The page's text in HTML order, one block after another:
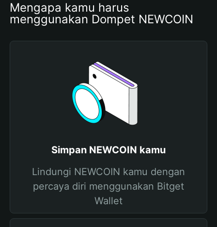
Mengapa kamu harus
menggunakan Dompet NEWCOIN
Simpan NEWCOIN kamu
Lindungi NEWCOIN kamu dengan
percaya diri menggunakan Bitget
Wallet